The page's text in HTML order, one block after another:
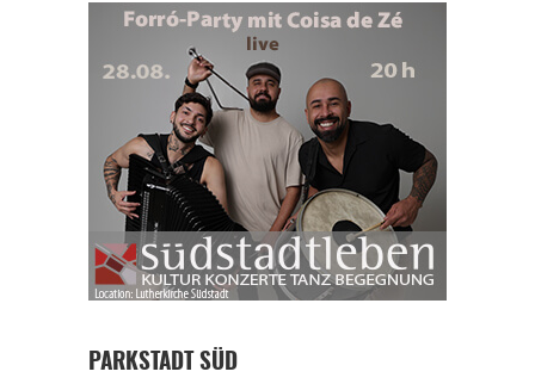
PARKSTADT SÜD